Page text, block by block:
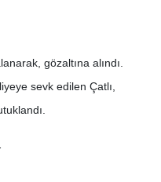
gözaltına alındı.
sevk edilen Çatlı,